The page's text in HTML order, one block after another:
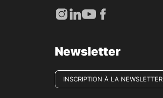
Newsletter
INSCRIPTION À LA NEWSLETTER